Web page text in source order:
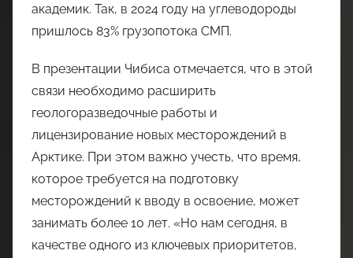
академик. Так, в 2024 году на углеводороды
пришлось 83% грузопотока СМП.
В презентации Чибиса отмечается, что в этой
связи необходимо расширить
геологоразведочные работы и
лицензирование новых месторождений в
Арктике. При этом важно учесть, что время,
которое требуется на подготовку
месторождений к вводу в освоение, может
занимать более 10 лет. «Но нам сегодня, в
качестве одного из ключевых приоритетов,